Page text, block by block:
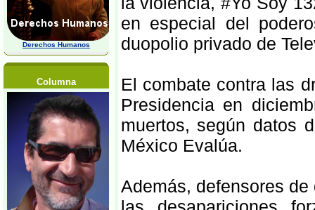
Derechos Humanos
Columna
en especial del
duopolio privado de
El combate contra las
Presidencia en
muertos, según datos
México Evalúa.
Además, defensores